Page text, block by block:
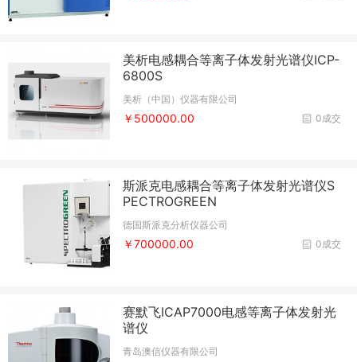
美析电感耦合等离子体发射光谱仪ICP-
6800S
美析（中国）仪器有限公司
0成交
￥500000.00
斯派克电感耦合等离子体发射光谱仪S
PECTROGREEN
德国斯派克分析仪器公司
0成交
￥700000.00
赛默飞ICAP7000电感等离子体发射光
谱仪
青岛澳信仪器有限公司